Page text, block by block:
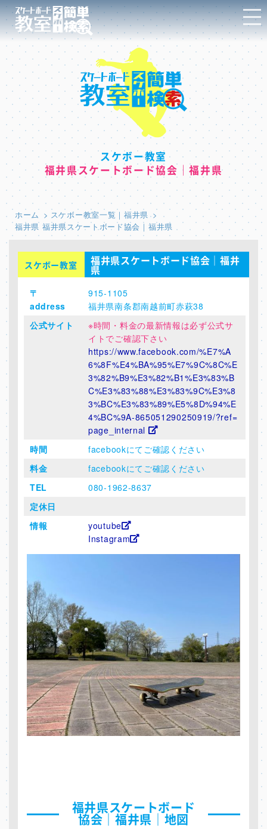
スケボー教室
福井県スケートボード協会｜福井県
ホーム
スケボー教室一覧｜福井県
福井県 福井県スケートボード協会｜福井県
スケボー教室 福井県スケートボード協会｜福井
県
〒
address
915-1105
福井県南条郡南越前町赤萩38
公式サイト
※時間・料金の最新情報は必ず公式サ
イトでご確認下さい
https://www.facebook.com/%E7%A
6%8F%E4%BA%95%E7%9C%8C%E
3%82%B9%E3%82%B1%E3%83%B
C%E3%83%88%E3%83%9C%E3%8
3%BC%E3%83%89%E5%8D%94%E
4%BC%9A-865051290250919/?ref=
page_internal
時間
facebookにてご確認ください
料金
facebookにてご確認ください
TEL
080-1962-8637
定休日
情報
youtube
Instagram
福井県スケートボード
協会｜福井県｜地図